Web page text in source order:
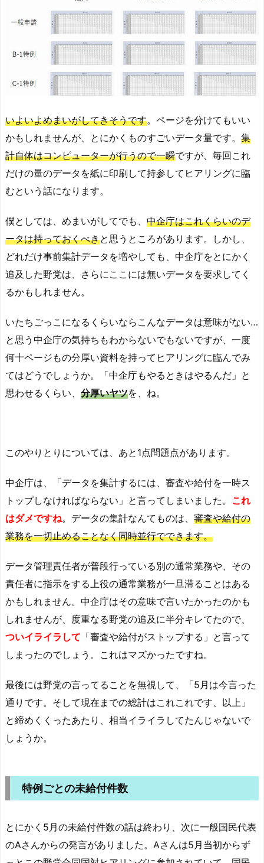
いよいよめまいがしてきそうです。ページを分けてもいい
かもしれませんが、とにかくものすごいデータ量です。 集
計自体はコンピューターが行うので一瞬ですが、毎回これ
だけの量のデータを紙に印刷して持参してヒアリングに臨
むという話になります。
僕としては、めまいがしてでも、 中企庁はこれくらいのデ
ータは持っておくべきと思うところがあります。しかし、
どれだけ事前集計データを増やしても、中企庁をとにかく
追及した野党は、さらにここには無いデータを要求してく
るかもしれません。
いたちごっこになるくらいならこんなデータは意味がない…
と思う中企庁の気持ちもわからないでもないですが、一度
何十ページもの分厚い資料を持ってヒアリングに臨んでみ
てはどうでしょうか。「中企庁もやるときはやるんだ」と
思わせるくらい、 分厚いヤツを、ね。
このやりとりについては、あと1点問題点があります。
中企庁は、「データを集計するには、審査や給付を一時ス
トップしなければならない」と言ってしまいました。 これ
はダメですね。データの集計なんてものは、 審査や給付の
業務を一切止めることなく同時並行でできます。
データ管理責任者が普段行っている別の通常業務や、その
責任者に指示をする上役の通常業務が一旦滞ることはある
かもしれません。中企庁はその意味で言いたかったのかも
しれませんが、度重なる野党の追及に半分キレてたので、
ついイライラして 「審査や給付がストップする」と言って
しまったのでしょう。これはマズかったですね。
最後には野党の言ってることを無視して、「5月は今言った
通りです。そして現在までの総計はこれこれです、以上」
と締めくくったあたり、相当イライラしてたんじゃないで
しょうか。
特例ごとの未給付件数
とにかく5月の未給付件数の話は終わり、次に一般国民代表
のAさんからの発言がありました。Aさんは5月当初からず